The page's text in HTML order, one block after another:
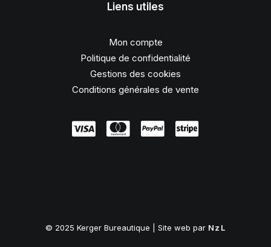
Liens utiles
Mon compte
Politique de confidentialité
Gestions des cookies
Conditions générales de vente
© 2025 Kerger Bureautique | Site web par NzL